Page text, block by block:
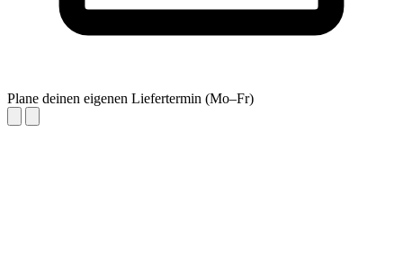
Plane deinen eigenen Liefertermin (Mo–Fr)